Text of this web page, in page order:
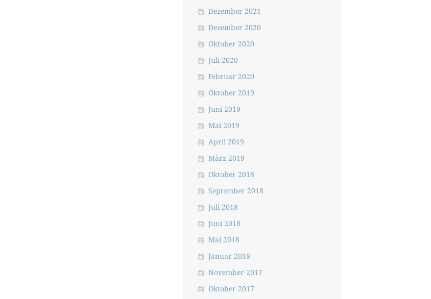
Dezember 2021
Dezember 2020
Oktober 2020
Juli 2020
Februar 2020
Oktober 2019
Juni 2019
Mai 2019
April 2019
März 2019
Oktober 2018
September 2018
Juli 2018
Juni 2018
Mai 2018
Januar 2018
November 2017
Oktober 2017